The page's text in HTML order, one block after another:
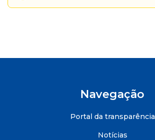
Navegação
Portal da transparência
Notícias